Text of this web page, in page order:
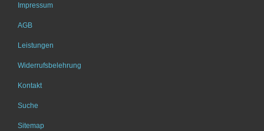
Impressum
AGB
Leistungen
Widerrufsbelehrung
Kontakt
Suche
Sitemap